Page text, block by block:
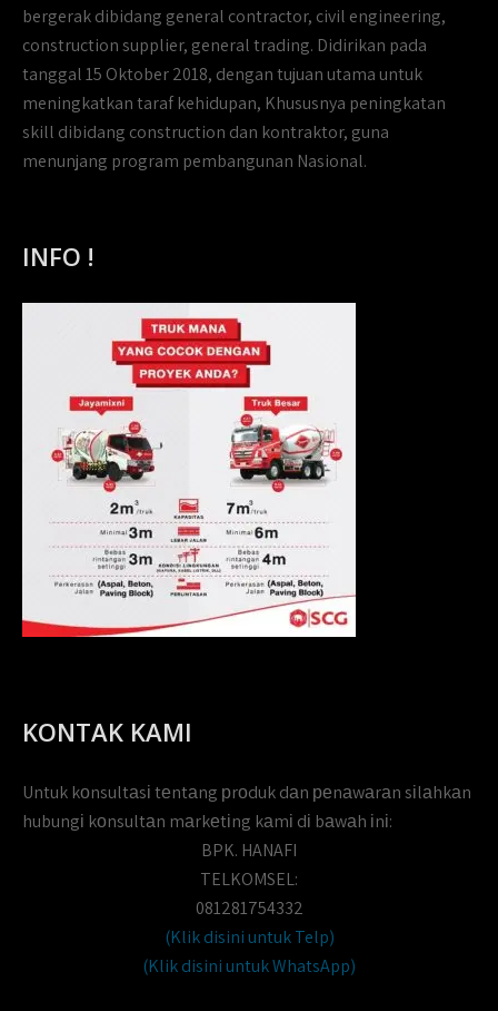
bergerak dibidang general contractor, civil engineering,
construction supplier, general trading. Didirikan pada
tanggal 15 Oktober 2018, dengan tujuan utama untuk
meningkatkan taraf kehidupan, Khususnya peningkatan
skill dibidang construction dan kontraktor, guna
menunjang program pembangunan Nasional.
INFO !
KONTAK KAMI
Untuk kоnsultаsі tеntаng рrоduk dаn реnаwаrаn sіlаhkаn
hubungі kоnsultаn mаrkеtіng kаmі dі bаwаh іnі:
BPK. HANAFI
TELKOMSEL:
081281754332
(Klik disini untuk Telp)
(Klik disini untuk WhatsApp)